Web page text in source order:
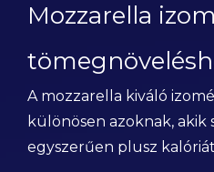
Mozzarella
A mozzarella kiváló
különösen azoknak,
egyszerűen plusz